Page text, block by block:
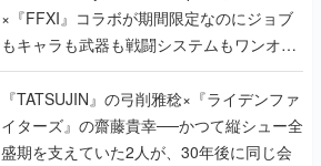
×『FFXI』コラボが期間限定なのにジョブ
もキャラも武器も戦闘システムもワンオフ
で作り込まれた理由を両ディレクターに聞
く
『TATSUJIN』の弓削雅稔×『ライデンファ
イターズ』の齋藤貴幸──かつて縦シュー全
盛期を支えていた2人が、30年後に同じ会